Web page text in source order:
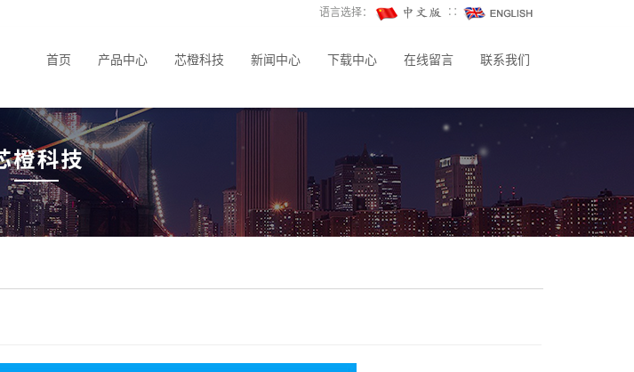
语言选择： ∷
首页 产品中心 芯橙科技 新闻中心 下载中心 在线留言 联系我们